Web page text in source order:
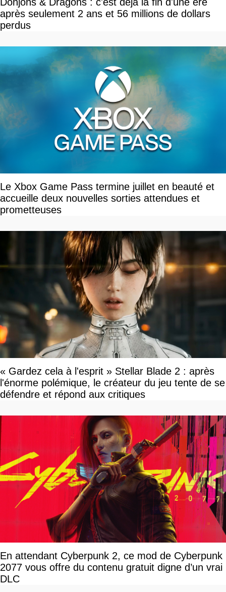
après seulement 2 ans et 56 millions de dollars
perdus
Le Xbox Game Pass termine juillet en beauté et
accueille deux nouvelles sorties attendues et
prometteuses
« Gardez cela à l'esprit » Stellar Blade 2 : après
l'énorme polémique, le créateur du jeu tente de se
défendre et répond aux critiques
En attendant Cyberpunk 2, ce mod de Cyberpunk
2077 vous offre du contenu gratuit digne d’un vrai
DLC